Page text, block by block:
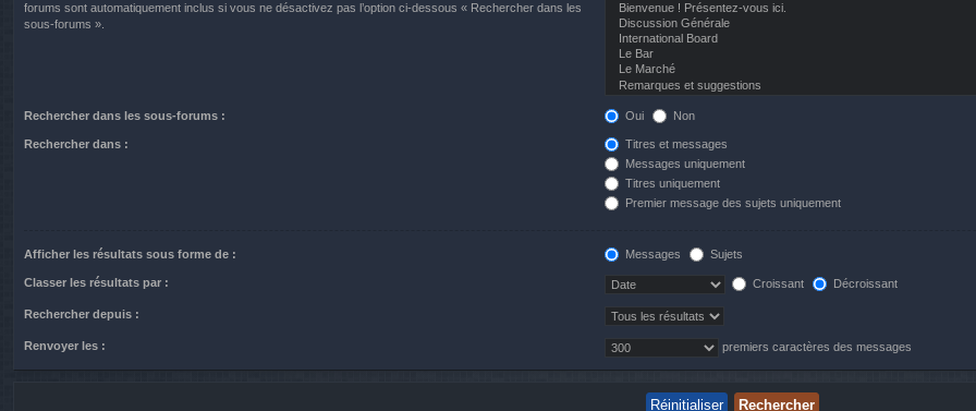
forums sont automatiquement inclus si vous ne désactivez pas l’option ci-dessous « Rechercher dans les
sous-forums ».
Rechercher dans les sous-forums : Oui Non
Rechercher dans :
Titres et messages
Messages uniquement
Titres uniquement
Premier message des sujets uniquement
Afficher les résultats sous forme de : Messages Sujets
Classer les résultats par : Croissant Décroissant
Rechercher depuis :
Renvoyer les : premiers caractères des messages